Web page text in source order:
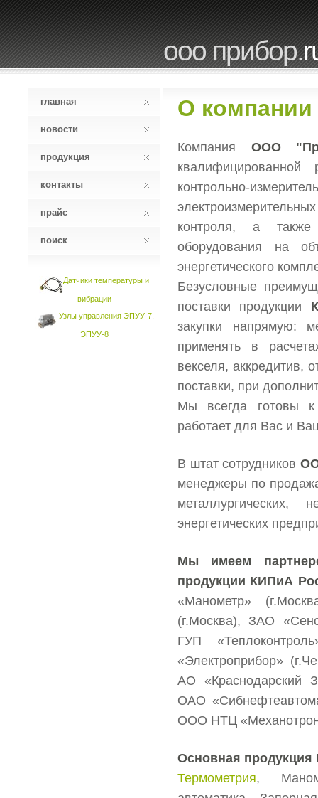
ооо прибор.
главная
новости
продукция
контакты
прайс
поиск
Датчики температуры и
вибрации
Узлы управления ЭПУУ-7,
ЭПУУ-8
О компании
Компания ООО
квалифицированной
контрольно-
контроля, а также
оборудования на
энергетического
Безусловные
поставки продукции
закупки напрямую:
применять в
векселя, аккредитив,
поставки, при
Мы всегда готовы к
работает для Вас и
В штат сотрудников
менеджеры по
металлургических,
энергетических
Мы имеем
продукции КИПиА
«Манометр»
(г.Москва), ЗАО
ГУП
«Электроприбор»
АО «Краснодарский
ОАО
ООО НТЦ
Основная продукция
Термометрия,